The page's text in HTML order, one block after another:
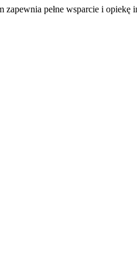
pełne wsparcie i opiekę